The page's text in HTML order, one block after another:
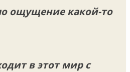
ощущение какой-то
в этот мир с